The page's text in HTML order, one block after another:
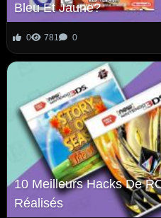
Bleu Et Jaune?
0 781 0
10 Meilleurs Hacks De
Réalisés